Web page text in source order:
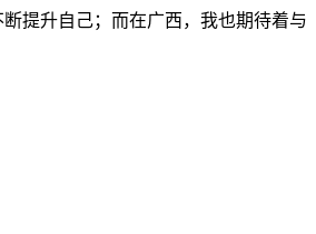
提升自己；而在广西，我也期待着与